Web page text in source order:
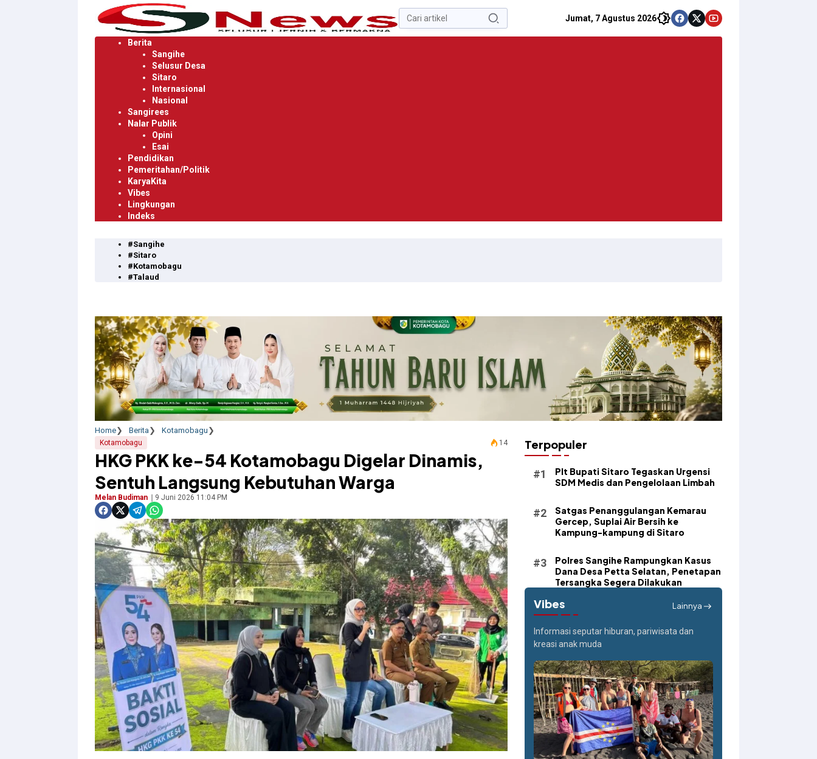
Langsung
Pencarian
untuk:
Jumat, 7 Agustus 2026
Berita
Sangihe
Selusur Desa
Sitaro
Internasional
Nasional
Sangirees
Nalar Publik
Opini
Esai
Pendidikan
Pemeritahan/Politik
KaryaKita
Vibes
Lingkungan
Indeks
#Sangihe
#Sitaro
#Kotamobagu
#Talaud
Home Berita Kotamobagu
Kotamobagu 14
HKG PKK ke-54 Kotamobagu Digelar Dinamis,
Sentuh Langsung Kebutuhan Warga
Melan Budiman 9 Juni 2026 11:04 PM
Terpopuler
​Plt Bupati Sitaro Tegaskan Urgensi
SDM Medis dan Pengelolaan Limbah
Satgas Penanggulangan Kemarau
Gercep, Suplai Air Bersih ke
Kampung-kampung di Sitaro
Polres Sangihe Rampungkan Kasus
Dana Desa Petta Selatan, Penetapan
Tersangka Segera Dilakukan
Vibes Lainnya
Informasi seputar hiburan, pariwisata dan
kreasi anak muda